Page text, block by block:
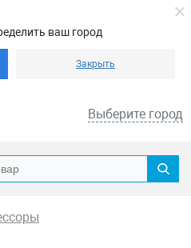
ваш город
Закрыть
Выберите город